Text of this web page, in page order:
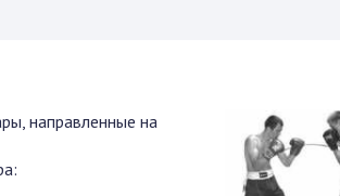
направленные на